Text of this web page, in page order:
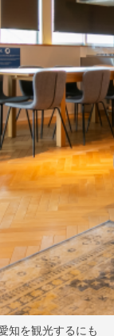
知を観光するにも